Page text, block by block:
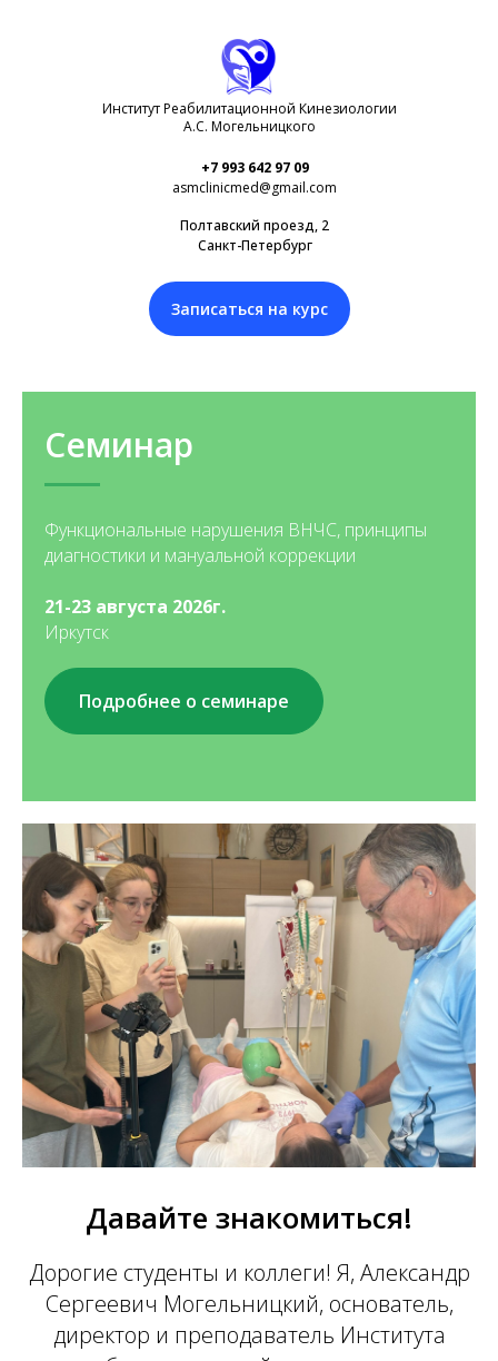
Институт Реабилитационной Кинезиологии
А.С. Могельницкого
+7 993 642 97 09
asmclinicmed@gmail.com
Полтавский проезд, 2
Санкт-Петербург
Записаться на курс
Семинар
Функциональные нарушения ВНЧС, принципы
диагностики и мануальной коррекции
21-23 августа 2026г.
Иркутск
Подробнее о семинаре
Давайте знакомиться!
Дорогие студенты и коллеги! Я, Александр
Сергеевич Могельницкий, основатель,
директор и преподаватель Института